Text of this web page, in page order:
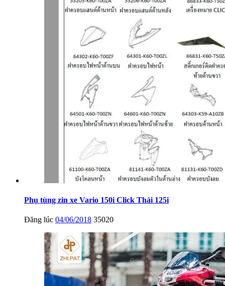
Phụ tùng zin xe Vario 150i Click Thái 125i
Đăng lúc 04/06/2018 35020